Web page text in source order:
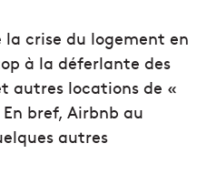
la crise du logement en
à la déferlante des
autres locations de «
bref, Airbnb au
autres